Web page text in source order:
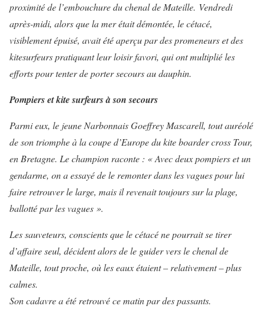
proximité de l’embouchure du chenal de Mateille. Vendredi
après-midi, alors que la mer était démontée, le cétacé,
visiblement épuisé, avait été aperçu par des promeneurs et des
kitesurfeurs pratiquant leur loisir favori, qui ont multiplié les
efforts pour tenter de porter secours au dauphin.
Pompiers et kite surfeurs à son secours
Parmi eux, le jeune Narbonnais Goeffrey Mascarell, tout auréolé
de son triomphe à la coupe d’Europe du kite boarder cross Tour,
en Bretagne. Le champion raconte : « Avec deux pompiers et un
gendarme, on a essayé de le remonter dans les vagues pour lui
faire retrouver le large, mais il revenait toujours sur la plage,
ballotté par les vagues ».
Les sauveteurs, conscients que le cétacé ne pourrait se tirer
d’affaire seul, décident alors de le guider vers le chenal de
Mateille, tout proche, où les eaux étaient – relativement – plus
calmes.
Son cadavre a été retrouvé ce matin par des passants.